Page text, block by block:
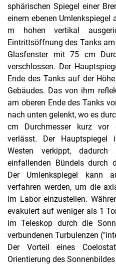
sphärischen Spiegel einer
einem ebenen Umlenkspiegel
m hohen vertikal
Eintrittsöffnung des Tanks
Glasfenster mit 75 cm
verschlossen. Der
Ende des Tanks auf der
Gebäudes. Das von ihm
am oberen Ende des Tanks
nach unten gelenkt, wo es
cm Durchmesser kurz vor
verlässt. Der
Westen verkippt,
einfallenden Bündels durch
Der Umlenkspiegel kann
verfahren werden, um die
im Labor einzustellen.
evakuiert auf weniger als 1
im Teleskop durch die
verbundenen Turbulenzen
Der Vorteil eines
Orientierung des